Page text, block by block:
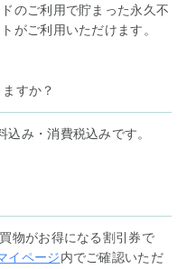
のご利用で貯まった永久不
がご利用いただけます。
すか？
み・消費税込みです。
物がお得になる割引券で
イページ内でご確認いただ